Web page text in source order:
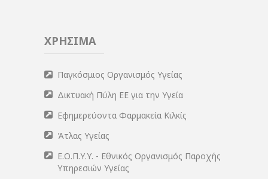
ΧΡΗΣΙΜΑ
Παγκόσμιος Οργανισμός Υγείας
Δικτυακή Πύλη ΕΕ για την Υγεία
Εφημερεύοντα Φαρμακεία Κιλκίς
Άτλας Υγείας
Ε.Ο.Π.Υ.Υ. - Εθνικός Οργανισμός Παροχής
Υπηρεσιών Υγείας